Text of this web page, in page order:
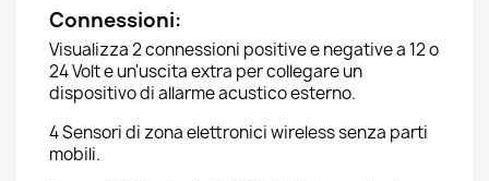
Connessioni:
Visualizza 2 connessioni positive e negative a 12 o
24 Volt e un'uscita extra per collegare un
dispositivo di allarme acustico esterno.
4 Sensori di zona elettronici wireless senza parti
mobili.